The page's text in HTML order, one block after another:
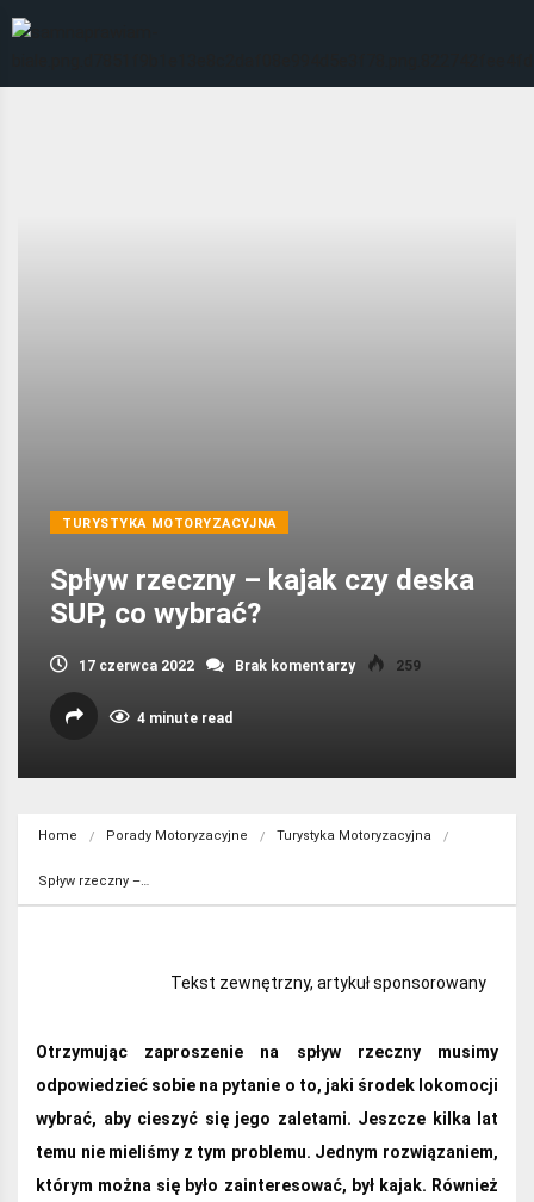
TURYSTYKA MOTORYZACYJNA
Spływ rzeczny – kajak czy deska
SUP, co wybrać?
17 czerwca 2022 Brak komentarzy 259
4 minute read
Home Porady Motoryzacyjne Turystyka Motoryzacyjna
Spływ rzeczny –…
Tekst zewnętrzny, artykuł sponsorowany
Otrzymując zaproszenie na spływ rzeczny musimy
odpowiedzieć sobie na pytanie o to, jaki środek lokomocji
wybrać, aby cieszyć się jego zaletami. Jeszcze kilka lat
temu nie mieliśmy z tym problemu. Jednym rozwiązaniem,
którym można się było zainteresować, był kajak. Również